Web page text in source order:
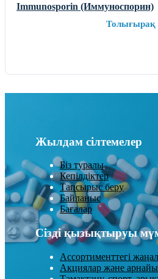
Immunosporin (Иммуноспорин)
Жылдам сілтемелер
Біз туралы
Кепілдіктер
Тапсырыс беру
Байланыс
Бағалар
Сізді қызықтыруы
Ассортименттегі
Акциялар және